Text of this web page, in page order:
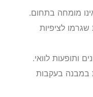
מומחה בתחום.
לציפיות
ותופעות לוואי.
במבנה בעקבות